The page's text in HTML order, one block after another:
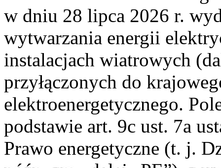
w dniu 28 lipca 2026 r.
wytwarzania energii
instalacjach wiatrowych
przyłączonych do
elektroenergetycznego.
podstawie art. 9c ust. 7a
Prawo energetyczne (t. j.